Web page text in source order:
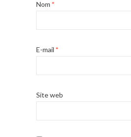
Nom *
E-mail *
Site web